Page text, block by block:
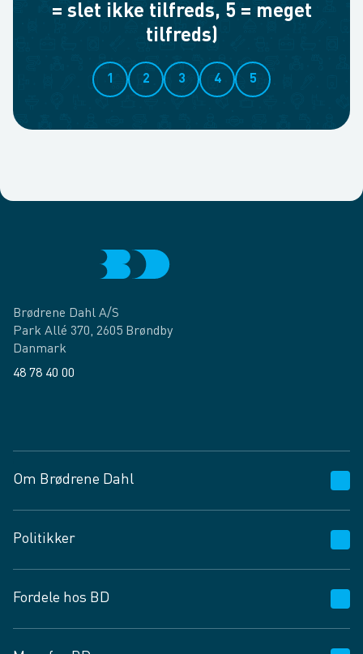
= slet ikke tilfreds, 5 = meget
tilfreds)
1 2 3 4 5
Brødrene Dahl A/S
Park Allé 370, 2605 Brøndby
Danmark
48 78 40 00
Om Brødrene Dahl
Vagttelefon 30 10 89 89
Spørgsmål og svar
Job og karriere
Fødevarekontrolrapport
Politikker
Privatlivspolitik
Cookies
Fordele hos BD